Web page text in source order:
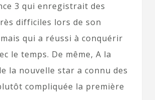
3 qui enregistrait des
difficiles lors de son
qui a réussi à conquérir
le temps. De même, A la
la nouvelle star a connu des
compliquée la première